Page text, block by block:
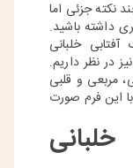
نکته جزئی اما
داشته باشید.
خلبانی
در نظر داریم.
مربعی و قلبی
این فرم صورت